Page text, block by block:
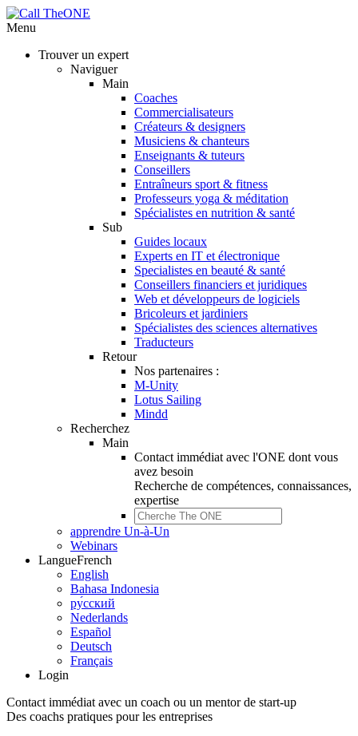
Menu
Trouver un expert
Naviguer
Main
Coaches
Commercialisateurs
Créateurs & designers
Musiciens & chanteurs
Enseignants & tuteurs
Conseillers
Entraîneurs sport & fitness
Professeurs yoga & méditation
Spécialistes en nutrition & santé
Sub
Guides locaux
Experts en IT et électronique
Specialistes en beauté & santé
Conseillers financiers et juridiques
Web et développeurs de logiciels
Bricoleurs et jardiniers
Spécialistes des sciences alternatives
Traducteurs
Retour
Nos partenaires :
M-Unity
Lotus Sailing
Mindd
Recherchez
Main
Contact immédiat avec l'ONE dont vous
avez besoin
Recherche de compétences, connaissances,
expertise
apprendre Un-à-Un
Webinars
LangueFrench
English
Bahasa Indonesia
ру́сский
Nederlands
Español
Deutsch
Français
Login
Contact immédiat avec un coach ou un mentor de start-up
Des coachs pratiques pour les entreprises